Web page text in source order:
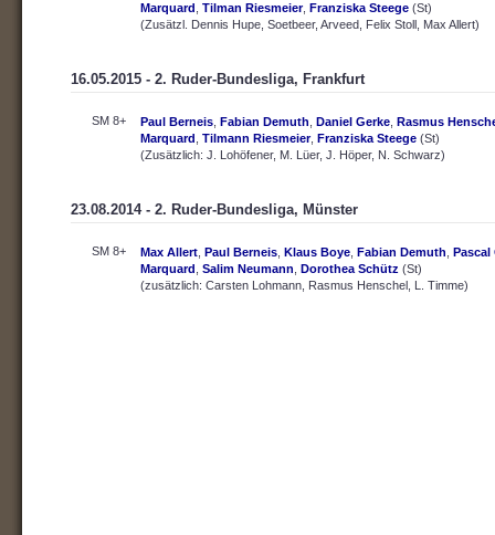
Marquard Tilman Riesmeier, Franziska Steege (St)
(Zusätzl. Dennis Hupe, Soetbeer, Arveed, Felix Stoll, Max Allert)
16.05.2015 - 2. Ruder-Bundesliga, Frankfurt
SM 8+ Paul Berneis Fabian Demuth Daniel Gerke Rasmus
Marquard Tilmann Riesmeier, Franziska Steege (St)
(Zusätzlich: J. Lohöfener, M. Lüer, J. Höper, N. Schwarz)
23.08.2014 - 2. Ruder-Bundesliga, Münster
SM 8+ Max Allert Paul Berneis Klaus Boye Fabian Demuth Pascal
Marquard Salim Neumann Dorothea Schütz (St)
(zusätzlich: Carsten Lohmann, Rasmus Henschel, L. Timme)